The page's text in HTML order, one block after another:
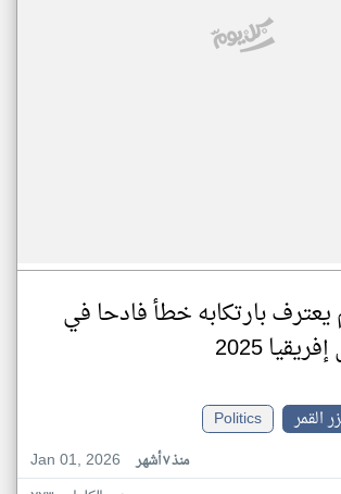
بارتكابه خطأ فادحا في
2025
القمر
Politics
Jan 01, 2026
منذ ٧ أشهر